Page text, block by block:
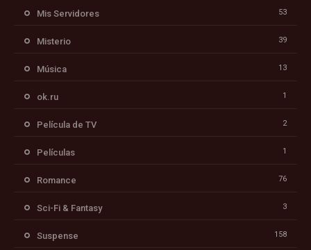
Mis Servidores 53
Misterio 39
Música 13
ok.ru 1
Película de TV 2
Películas 1
Romance 76
Sci-Fi & Fantasy 3
Suspense 158